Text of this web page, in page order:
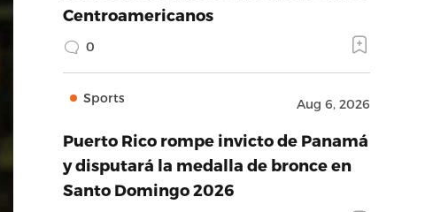
Centroamericanos
0
Sports Aug 6, 2026
Puerto Rico rompe invicto de Panamá
y disputará la medalla de bronce en
Santo Domingo 2026